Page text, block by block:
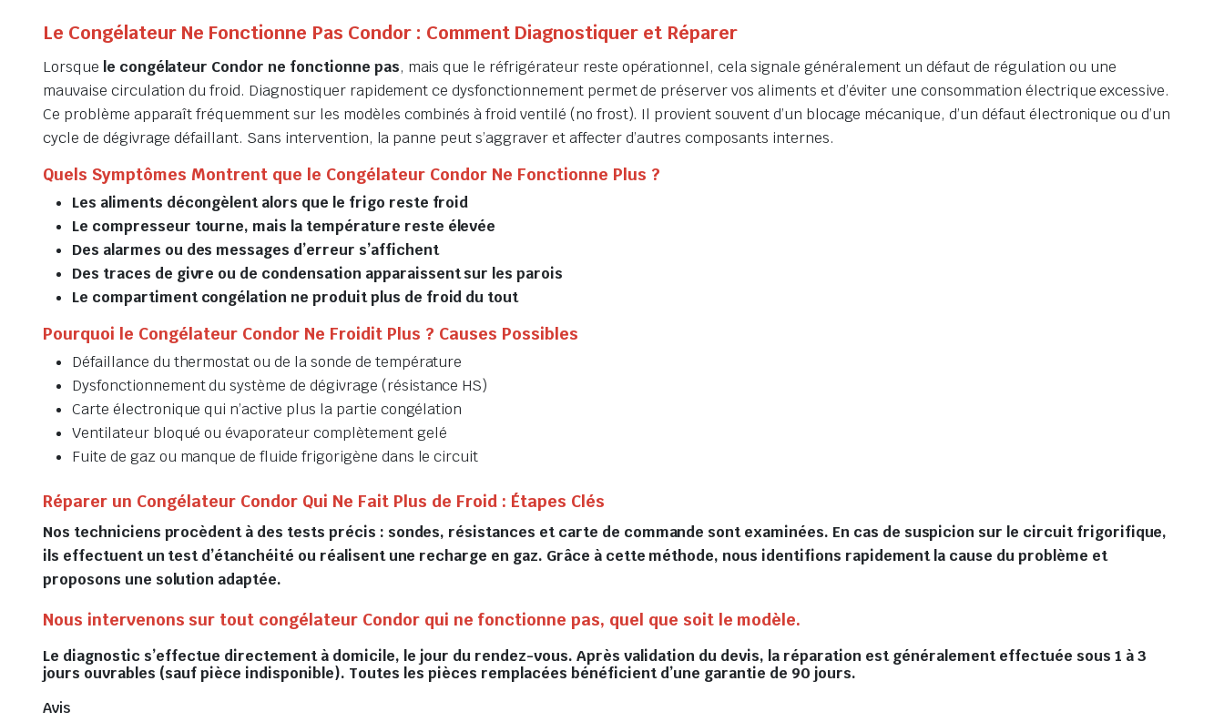
Le Congélateur Ne Fonctionne Pas Condor : Comment Diagnostiquer et Réparer
Lorsque le congélateur Condor ne fonctionne pas, mais que le réfrigérateur reste opérationnel, cela signale généralement un défaut de régulation ou une
mauvaise circulation du froid. Diagnostiquer rapidement ce dysfonctionnement permet de préserver vos aliments et d’éviter une consommation électrique excessive.
Ce problème apparaît fréquemment sur les modèles combinés à froid ventilé (no frost). Il provient souvent d’un blocage mécanique, d’un défaut électronique ou d’un
cycle de dégivrage défaillant. Sans intervention, la panne peut s’aggraver et affecter d’autres composants internes.
Quels Symptômes Montrent que le Congélateur Condor Ne Fonctionne Plus ?
Les aliments décongèlent alors que le frigo reste froid
Le compresseur tourne, mais la température reste élevée
Des alarmes ou des messages d’erreur s’affichent
Des traces de givre ou de condensation apparaissent sur les parois
Le compartiment congélation ne produit plus de froid du tout
Pourquoi le Congélateur Condor Ne Froidit Plus ? Causes Possibles
Défaillance du thermostat ou de la sonde de température
Dysfonctionnement du système de dégivrage (résistance HS)
Carte électronique qui n’active plus la partie congélation
Ventilateur bloqué ou évaporateur complètement gelé
Fuite de gaz ou manque de fluide frigorigène dans le circuit
Réparer un Congélateur Condor Qui Ne Fait Plus de Froid : Étapes Clés
Nos techniciens procèdent à des tests précis : sondes, résistances et carte de commande sont examinées. En cas de suspicion sur le circuit frigorifique,
ils effectuent un test d’étanchéité ou réalisent une recharge en gaz. Grâce à cette méthode, nous identifions rapidement la cause du problème et
proposons une solution adaptée.
Nous intervenons sur tout congélateur Condor qui ne fonctionne pas, quel que soit le modèle.
Le diagnostic s’effectue directement à domicile, le jour du rendez-vous. Après validation du devis, la réparation est généralement effectuée sous 1 à 3
jours ouvrables (sauf pièce indisponible). Toutes les pièces remplacées bénéficient d’une garantie de 90 jours.
Avis